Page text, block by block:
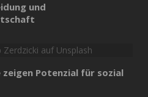
und
Zerdzicki auf Unsplash
zeigen Potenzial für sozial